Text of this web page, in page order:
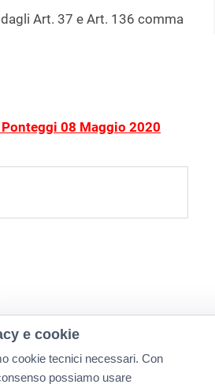
Art. 37 e Art. 136 comma
08 Maggio 2020
e cookie
cookie tecnici necessari. Con
possiamo usare